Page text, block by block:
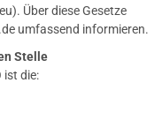
Über diese Gesetze
umfassend informieren.
Stelle
ist die: